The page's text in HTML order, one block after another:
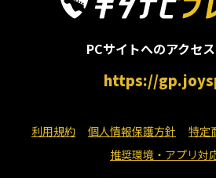
PCサイトへのアクセ
https://
利用規約 個人情報保護方針
特定
推奨環境・アプリ対